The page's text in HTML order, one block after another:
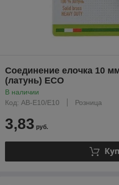
Соединение елочка 10
(латунь) ECO
В наличии
Код: AB-E10/E10
Розница
3,83 руб.